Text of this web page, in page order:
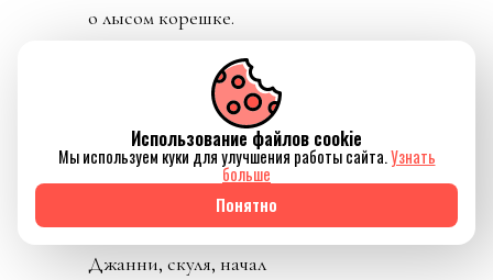
о лысом корешке.
дон заявил, что не
Инфантино. Лишенный
благословения патрона,
скукожившийся до
размеров Волдеморта,
Джанни, скуля, начал
Использование файлов cookie
Мы используем куки для улучшения работы сайта.Узнать
больше
Понятно